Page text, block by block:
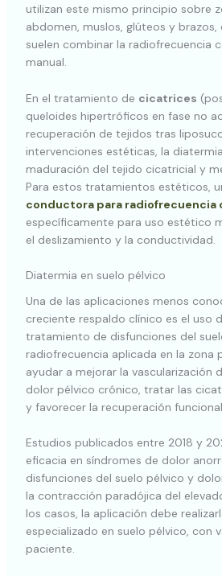
utilizan este mismo principio sobre
abdomen, muslos, glúteos y
suelen combinar la radiofrecuencia
manual.
En el tratamiento de cicatrices
queloides hipertróficos en fase no
recuperación de tejidos tras
intervenciones estéticas, la
maduración del tejido cicatricial y
Para estos tratamientos estéticos,
conductora para radiofrecuencia
específicamente para uso estético
el deslizamiento y la conductividad.
Diatermia en suelo pélvico
Una de las aplicaciones menos
creciente respaldo clínico es el uso
tratamiento de disfunciones del
radiofrecuencia aplicada en la zona
ayudar a mejorar la vascularización
dolor pélvico crónico, tratar las
y favorecer la recuperación
Estudios publicados entre 2018 y
eficacia en síndromes de dolor
disfunciones del suelo pélvico y
la contracción paradójica del
los casos, la aplicación debe
especializado en suelo pélvico, con
paciente.